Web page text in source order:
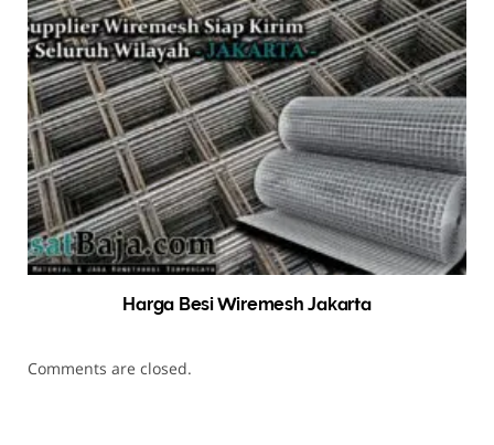
Harga Besi Wiremesh Jakarta
Comments are closed.